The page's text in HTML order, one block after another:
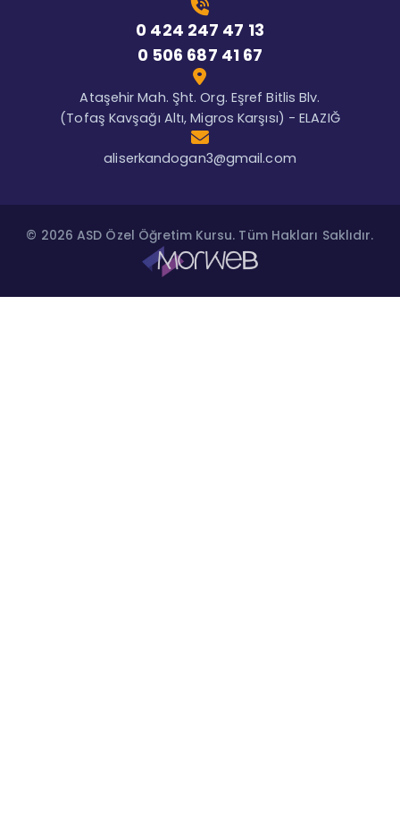
0 424 247 47 13
0 506 687 41 67
Ataşehir Mah. Şht. Org. Eşref Bitlis Blv.
(Tofaş Kavşağı Altı, Migros Karşısı) - ELAZIĞ
aliserkandogan3@gmail.com
© 2026 ASD Özel Öğretim Kursu. Tüm Hakları Saklıdır.